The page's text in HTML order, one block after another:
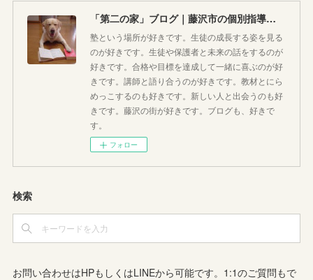
「第二の家」ブログ｜藤沢市の個別指導塾のお話
塾という場所が好きです。生徒の成長する姿を見る
のが好きです。生徒や保護者と未来の話をするのが
好きです。合格や目標を達成して一緒に喜ぶのが好
きです。講師と語り合うのが好きです。教材とにら
めっこするのも好きです。新しい人と出会うのも好
きです。藤沢の街が好きです。ブログも、好きで
す。
フォロー
検索
お問い合わせはHPもしくはLINEから可能です。1:1のご質問もで